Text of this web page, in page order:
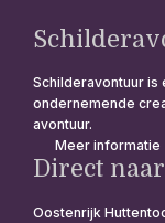
Schilderavontuur is
ondernemende
avontuur.
Meer informatie
Direct naar
Oostenrijk